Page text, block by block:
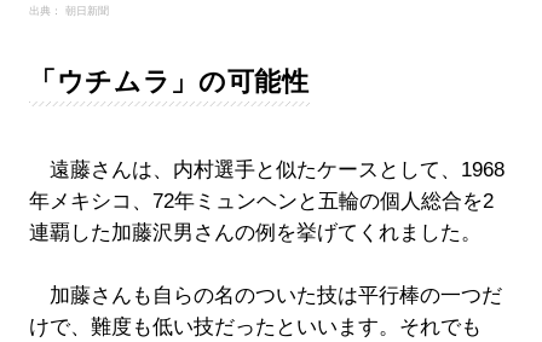
出典： 朝日新聞
「ウチムラ」の可能性
遠藤さんは、内村選手と似たケースとして、1968
年メキシコ、72年ミュンヘンと五輪の個人総合を2
連覇した加藤沢男さんの例を挙げてくれました。
加藤さんも自らの名のついた技は平行棒の一つだ
けで、難度も低い技だったといいます。それでも